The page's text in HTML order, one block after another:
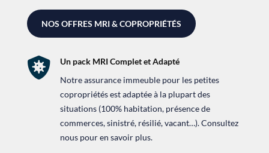
NOS OFFRES MRI & COPROPRIÉTÉS

Un pack MRI Complet et Adapté
Notre assurance immeuble pour les petites
copropriétés est adaptée à la plupart des
situations (100% habitation, présence de
commerces, sinistré, résilié, vacant…). Consultez
nous pour en savoir plus.